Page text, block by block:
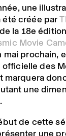
une
été créée par
la 18e
Movie
mai prochain,
des
marquera
une
de cette
une